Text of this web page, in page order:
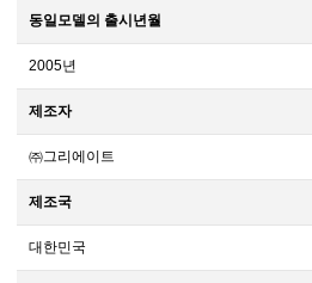
동일모델의 출시년월
2005년
제조자
㈜그리에이트
제조국
대한민국